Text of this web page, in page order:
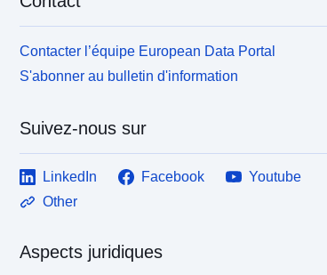
Contacter l’équipe European Data Portal
S'abonner au bulletin d'information
Suivez-nous sur
LinkedIn Facebook
Youtube
Other
Aspects juridiques